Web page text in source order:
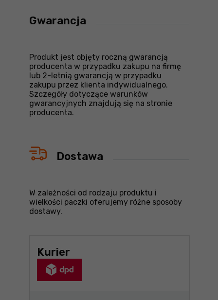
Gwarancja
Produkt jest objęty roczną gwarancją
producenta w przypadku zakupu na firmę
lub 2-letnią gwarancją w przypadku
zakupu przez klienta indywidualnego.
Szczegóły dotyczące warunków
gwarancyjnych znajdują się na stronie
producenta.
Dostawa
W zależności od rodzaju produktu i
wielkości paczki oferujemy różne sposoby
dostawy.
Kurier